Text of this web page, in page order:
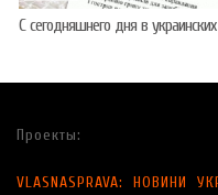
С сегодняшнего дня в
Проекты:
VLASNASPRAVA: НОВИНИ